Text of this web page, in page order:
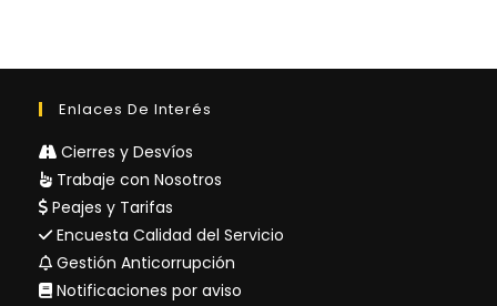
Enlaces De Interés
Cierres y Desvíos
Trabaje con Nosotros
Peajes y Tarifas
Encuesta Calidad del Servicio
Gestión Anticorrupción
Notificaciones por aviso